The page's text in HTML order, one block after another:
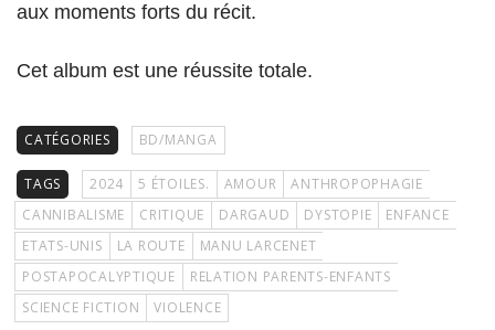
aux moments forts du récit.
Cet album est une réussite totale.
CATÉGORIES BD/MANGA
TAGS 2024 5 ÉTOILES. AMOUR
ANTHROPOPHAGIE
CANNIBALISME
CRITIQUE DARGAUD DYSTOPIE
ENFANCE
ETATS-UNIS
LA ROUTE
MANU LARCENET
POSTAPOCALYPTIQUE
RELATION PARENTS-ENFANTS
SCIENCE FICTION
VIOLENCE